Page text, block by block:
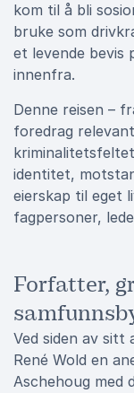
kom til å bli
bruke som
et levende bevis
innenfra.
Denne reisen –
foredrag
identitet,
eierskap til eget
fagpersoner,
Forfatter,
Ved siden av sitt
René Wold en
Aschehoug med